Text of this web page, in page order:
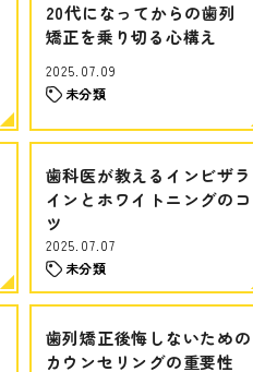
20代になってからの歯列
矯正を乗り切る心構え
2025.07.09
未分類
歯科医が教えるインビザラ
インとホワイトニングのコ
ツ
2025.07.07
未分類
歯列矯正後悔しないための
カウンセリングの重要性